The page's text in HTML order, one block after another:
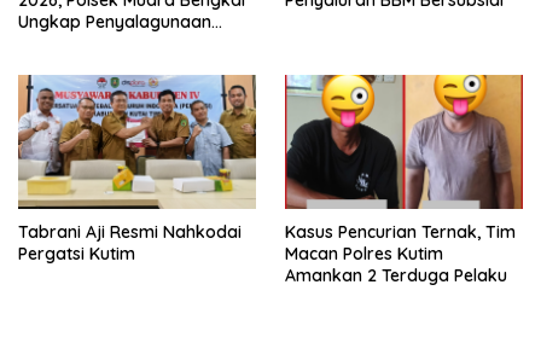
Ungkap Penyalagunaan
Tabrani Aji Resmi Nahkodai
Pergatsi Kutim
Kasus Pencurian Ternak, Tim
Macan Polres Kutim
Amankan 2 Terduga Pelaku